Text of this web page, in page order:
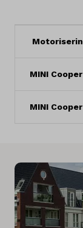
MINI Cooper
MINI Cooper